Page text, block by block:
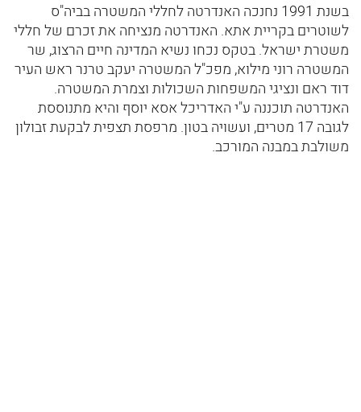
בשנת 1991 נחנכה האנדרטה לחללי המשטרה בביה"ס
לשוטרים בקריית אתא. האנדרטה מנציחה את זכרם של חללי
משטרת ישראל. בטקס נכחו נשיא המדינה חיים הרצוג, שר
המשטרה רוני מילוא, מפכ"ל המשטרה יעקב טרנר ראש העיר
דוד ראם ונציגי המשפחות השכולות וצמרת המשטרה.
האנדרטה תוכננה ע"י האדריכל אסא יוסף והיא מתנוססת
לגובה 17 מטרים, ועשויה בטון. מרפסת תצפית לבקעת זבולון
משולבת במבנה המורכב.